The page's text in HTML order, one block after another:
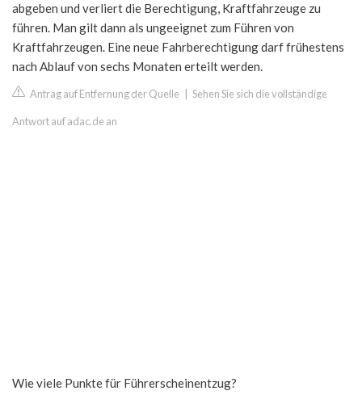
abgeben und verliert die Berechtigung, Kraftfahrzeuge zu
führen. Man gilt dann als ungeeignet zum Führen von
Kraftfahrzeugen. Eine neue Fahrberechtigung darf frühestens
nach Ablauf von sechs Monaten erteilt werden.
Antrag auf Entfernung der Quelle Sehen Sie sich die vollständige
Antwort auf adac.de an
Wie viele Punkte für Führerscheinentzug?